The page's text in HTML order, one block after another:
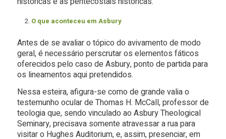
O que aconteceu em Asbury
Antes de se avaliar o tópico do avivamento de modo
geral, é necessário perscrutar os elementos fáticos
oferecidos pelo caso de Asbury, ponto de partida para
os lineamentos aqui pretendidos.
Nessa esteira, afigura-se como de grande valia o
testemunho ocular de Thomas H. McCall, professor de
teologia que, sendo vinculado ao Asbury Theological
Seminary, precisava somente atravessar a rua para
visitar o Hughes Auditorium, e, assim, presenciar, em